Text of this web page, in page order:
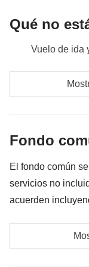
Qué no
Vuelo de ida
Comidas y
meter en la
Todo lo que
Fondo
El fondo común
servicios no
acuerden
rondará los 235€.
importe podrá
Transportes